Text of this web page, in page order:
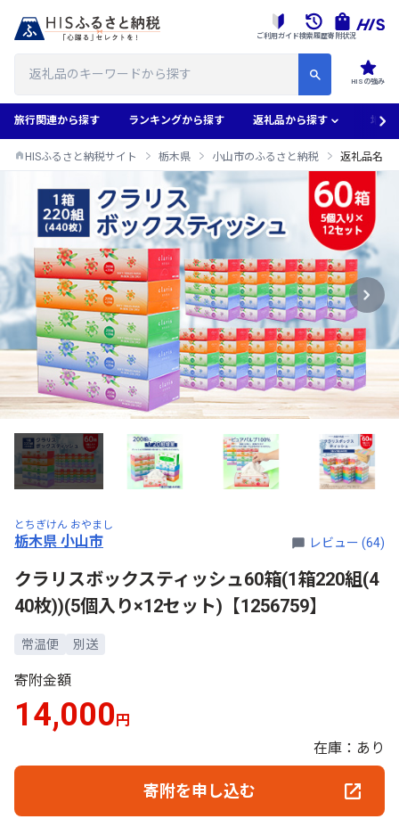
HISの強み
ご利用ガイド検索履歴寄附状況
旅行関連から探す ランキングから探す 返礼品から探す 地域
HISふるさと納税サイト 栃木県 小山市のふるさと納税 返礼品名
とちぎけん おやまし
栃木県 小山市 レビュー (64)
クラリスボックスティッシュ60箱(1箱220組(4
40枚))(5個入り×12セット)【1256759】
常温便 別送
寄附金額
14,000 円
在庫：あり
寄附を申し込む